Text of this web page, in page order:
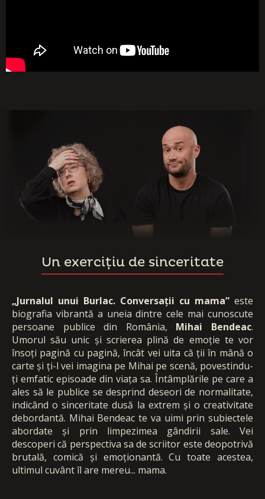
Un exercițiu de sinceritate
„Jurnalul unui Burlac. Conversații cu mama” este
biografia vibrantă a uneia dintre cele mai cunoscute
persoane publice din România, Mihai Bendeac.
Umorul său unic și scrierea plină de emoție te vor
însoți pagină cu pagină, încât vei uita că ții în mână o
carte și ți-l vei imagina pe Mihai pe scenă, povestindu-
ți emfatic episoade din viața sa. Întâmplările pe care a
ales să le publice se desprind deseori de normalitate,
indicând o sinceritate dusă la extrem și o creativitate
debordantă. Mihai Bendeac te va uimi prin subiectele
abordate și prin limpezimea gândirii sale. Vei
descoperi că perspectiva sa de scriitor este deopotrivă
brutală, comică și emoționantă. Cu toate acestea,
ultimul cuvânt îl are mereu... mama.